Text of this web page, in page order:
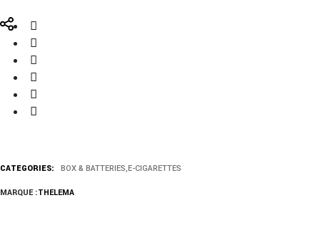
CATEGORIES: BOX & BATTERIES E-CIGARETTES
MARQUE :THELEMA